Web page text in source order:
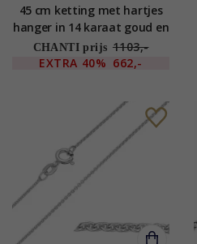
45 cm ketting met hartjes
hanger in 14 karaat goud en
witgoud 0,03 ct
CHANTI prijs 1103,-
EXTRA 40% 662,-